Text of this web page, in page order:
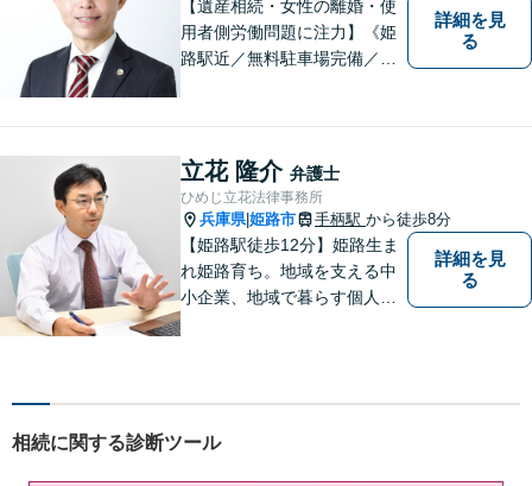
【遺産相続・女性の離婚・使
用者側労働問題に注力】《姫
路駅近／無料駐車場完備／最
詳細を見
る
立花 隆介 弁護士
ひめじ立花法律事務所
兵庫県|姫路市 手柄駅 から徒歩8分
【姫路駅徒歩12分】姫路生ま
れ姫路育ち。地域を支える中
小企業、地域で暮らす個人に
済など幅広い問題に積極的に
談ください。
詳細を見
る
相続に関する診断ツール